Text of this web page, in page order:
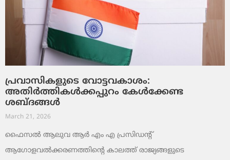
പ്രവാസികളുടെ വോട്ടവകാശം:
അതിർത്തികൾക്കപ്പുറം കേൾക്കേണ്ട
ശബ്ദങ്ങൾ
March 21, 2026
ഫൈസൽ ആലുവ ആർ എം എ പ്രസിഡന്റ്
ആഗോളവൽക്കരണത്തിന്റെ കാലത്ത് രാജ്യങ്ങളുടെ